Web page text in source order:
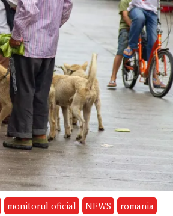
monitorul oficial NEWS
romania